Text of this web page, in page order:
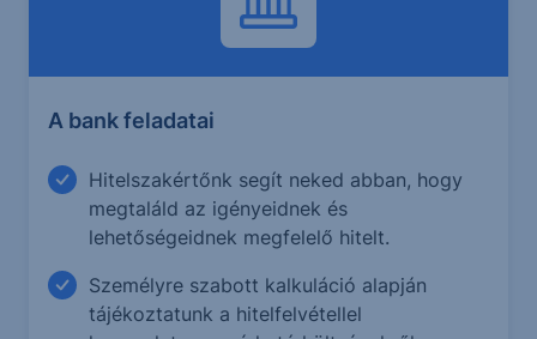
A bank feladatai
Hitelszakértőnk segít neked abban, hogy
megtaláld az igényeidnek és
lehetőségeidnek megfelelő hitelt.
Személyre szabott kalkuláció alapján
tájékoztatunk a hitelfelvétellel